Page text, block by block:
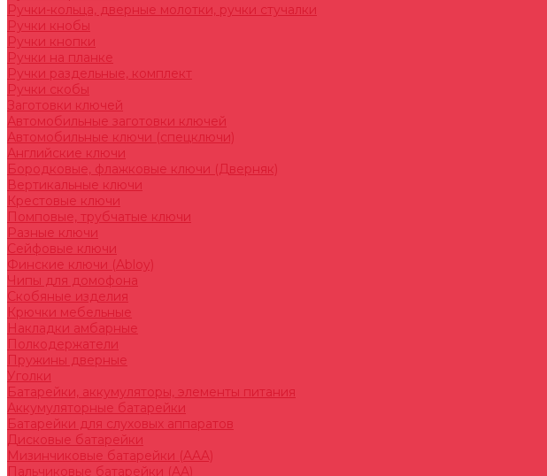
Ручки-кольца, дверные молотки, ручки стучалки
Ручки кнобы
Ручки кнопки
Ручки на планке
Ручки раздельные, комплект
Ручки скобы
Заготовки ключей
Автомобильные заготовки ключей
Автомобильные ключи (спецключи)
Английские ключи
Бородковые, флажковые ключи (Дверняк)
Вертикальные ключи
Крестовые ключи
Помповые, трубчатые ключи
Разные ключи
Сейфовые ключи
Финские ключи (Abloy)
Чипы для домофона
Скобяные изделия
Крючки мебельные
Накладки амбарные
Полкодержатели
Пружины дверные
Уголки
Батарейки, аккумуляторы, элементы питания
Аккумуляторные батарейки
Батарейки для слуховых аппаратов
Дисковые батарейки
Мизинчиковые батарейки (AAA)
Пальчиковые батарейки (AA)